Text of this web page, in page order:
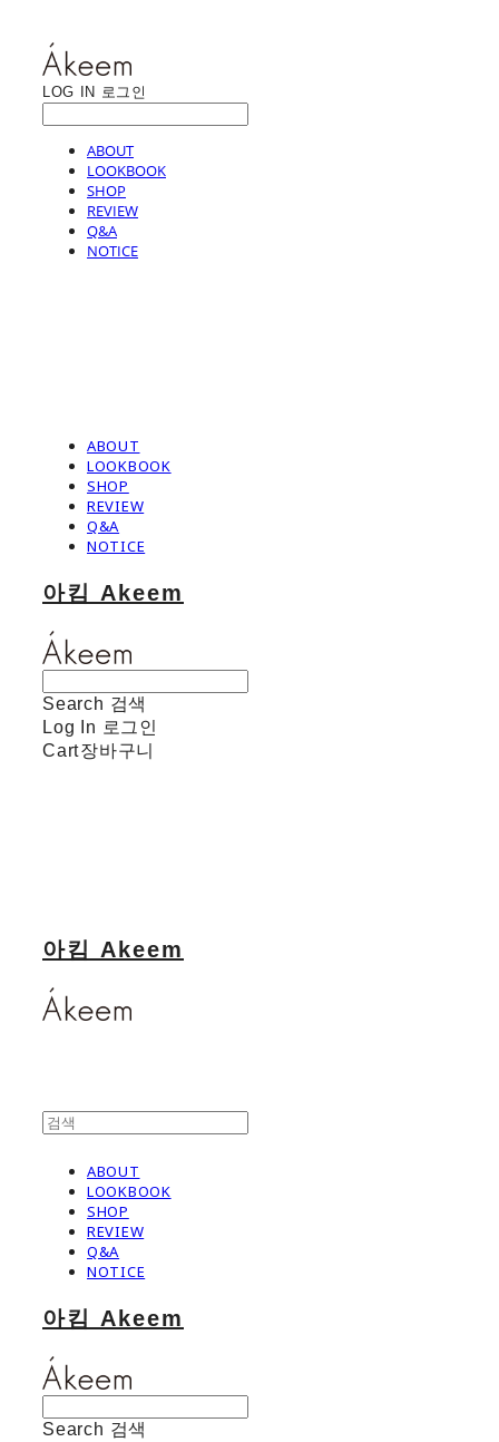
LOG IN 로그인
ABOUT
LOOKBOOK
SHOP
REVIEW
Q&A
NOTICE
ABOUT
LOOKBOOK
SHOP
REVIEW
Q&A
NOTICE
아킴 Akeem
Search 검색
Log In 로그인
Cart장바구니
아킴 Akeem
ABOUT
LOOKBOOK
SHOP
REVIEW
Q&A
NOTICE
아킴 Akeem
Search 검색